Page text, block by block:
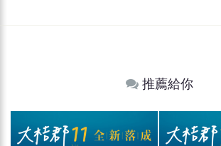
推薦給你